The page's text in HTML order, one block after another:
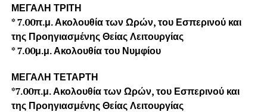
ΜΕΓΑΛΗ ΤΡΙΤΗ
* 7.00π.μ. Ακολουθία των Ωρών, του Εσπερινού και
της Προηγιασμένης ΘείαςΛειτουργίας
* 7.00μ.μ. Ακολουθία του Νυμφίου
ΜΕΓΑΛΗ ΤΕΤΑΡΤΗ
*7.00π.μ. Ακολουθία των Ωρών, του Εσπερινού και
της Προηγιασμένης Θείας Λειτουργίας